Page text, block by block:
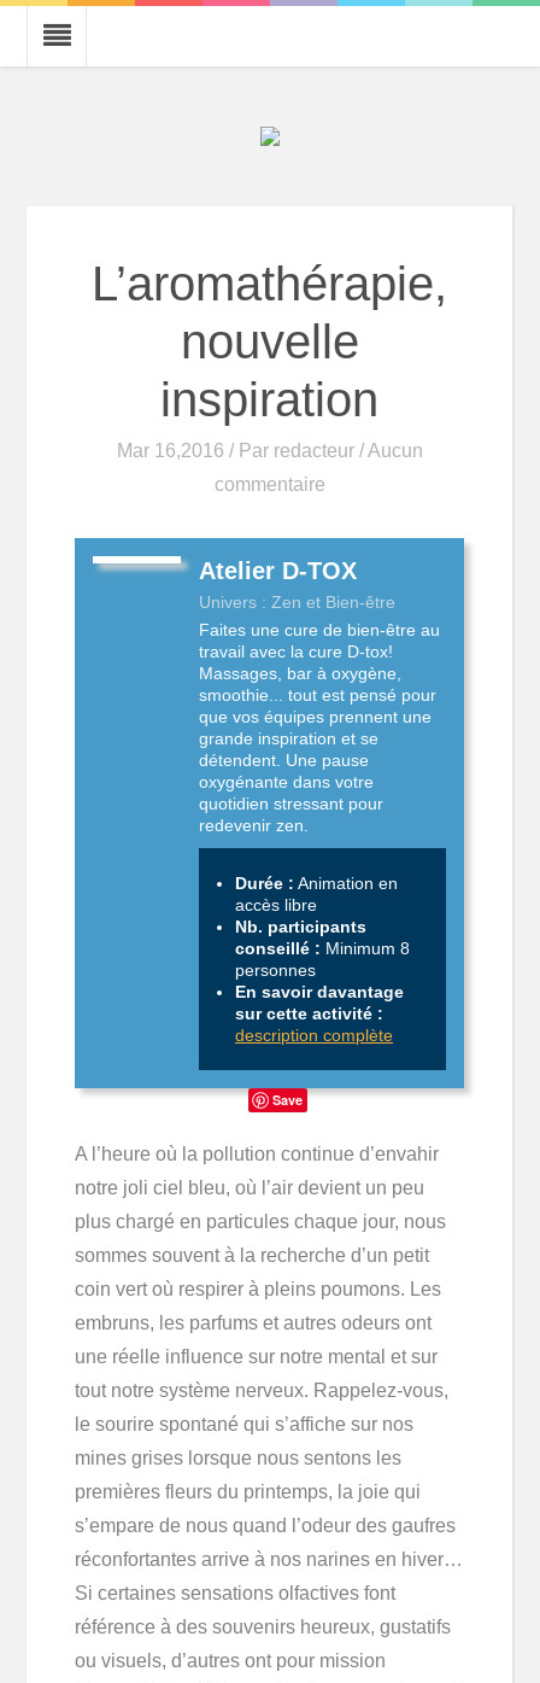
L’aromathérapie,
nouvelle
inspiration
Mar 16,2016 / Par redacteur/ Aucun
commentaire
Atelier D-TOX
Univers : Zen et Bien-être
Faites une cure de bien-être au
travail avec la cure D-tox!
Massages, bar à oxygène,
smoothie... tout est pensé pour
que vos équipes prennent une
grande inspiration et se
détendent. Une pause
oxygénante dans votre
quotidien stressant pour
redevenir zen.
Durée : Animation en
accès libre
Nb. participants
conseillé : Minimum 8
personnes
En savoir davantage
sur cette activité :
description complète
Save
A l’heure où la pollution continue d’envahir
notre joli ciel bleu, où l’air devient un peu
plus chargé en particules chaque jour, nous
sommes souvent à la recherche d’un petit
coin vert où respirer à pleins poumons. Les
embruns, les parfums et autres odeurs ont
une réelle influence sur notre mental et sur
tout notre système nerveux. Rappelez-vous,
le sourire spontané qui s’affiche sur nos
mines grises lorsque nous sentons les
premières fleurs du printemps, la joie qui
s’empare de nous quand l’odeur des gaufres
réconfortantes arrive à nos narines en hiver…
Si certaines sensations olfactives font
référence à des souvenirs heureux, gustatifs
ou visuels, d’autres ont pour mission